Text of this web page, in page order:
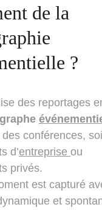
de la
?
des reportages
des conférences,
d’entreprise ou
privés.
est capturé
et